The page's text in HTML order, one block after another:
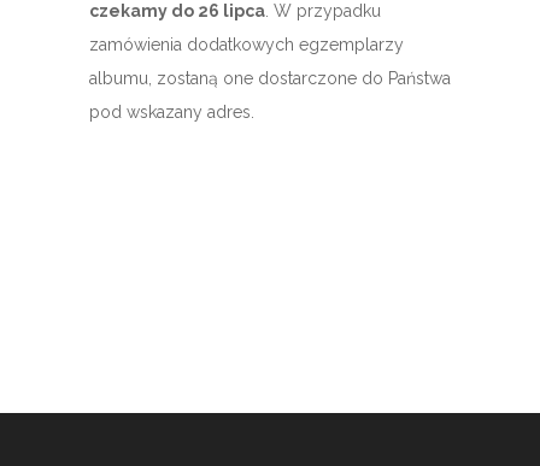
czekamy do 26 lipca. W przypadku
zamówienia dodatkowych egzemplarzy
albumu, zostaną one dostarczone do Państwa
pod wskazany adres.